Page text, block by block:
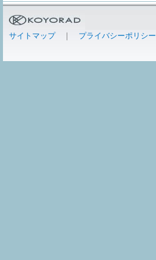
サイトマップ ｜ プライバシーポリシー